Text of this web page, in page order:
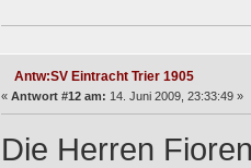
Antw:SV Eintracht Trier 1905
« Antwort #12 am: 14. Juni 2009, 23:33:49 »
Die Herren